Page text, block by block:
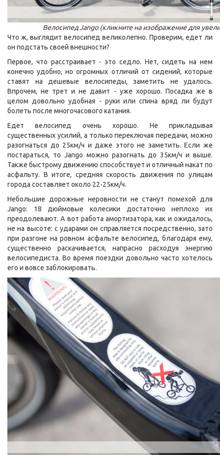
Велосипед Jango (кликните на изображение для
Что ж, выглядит велосипед великолепно. Проверим, едет ли
он подстать своей внешности?
Первое, что расстраивает - это седло. Нет, сидеть на нем
конечно удобно, но огромных отличий от сидений, которые
ставят на дешевые велосипеды, заметить не удалось.
Впрочем, не трет и не давит - уже хорошо. Посадка же в
целом довольно удобная - руки или спина вряд ли будут
болеть после многочасового катания.
Едет велосипед очень хорошо. Не прикладывая
существенных усилий, а только переключая передачи, можно
разогнаться до 25км/ч и даже этого не заметить. Если же
постараться, то Jango можно разогнать до 35км/ч и выше.
Также быстрому движению способствует и отличный накат по
асфальту. В итоге, средняя скорость движения по улицам
города составляет около 22-25км/ч.
Небольшие дорожные неровности не станут помехой для
Jango: 18 дюймовые колесики достаточно неплохо их
преодолевают. А вот работа амортизатора, как и ожидалось,
не на высоте: с ударами он справляется посредственно, зато
при разгоне на ровном асфальте велосипед, благодаря ему,
существенно раскачивается, напрасно расходуя энергию
велосипедиста. Во время поездки довольно часто хотелось
его и вовсе заблокировать.